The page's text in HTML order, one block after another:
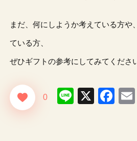
まだ、何にしようか考えている方や
ている方、
ぜひギフトの参考にしてみてくださ
0 Line
X